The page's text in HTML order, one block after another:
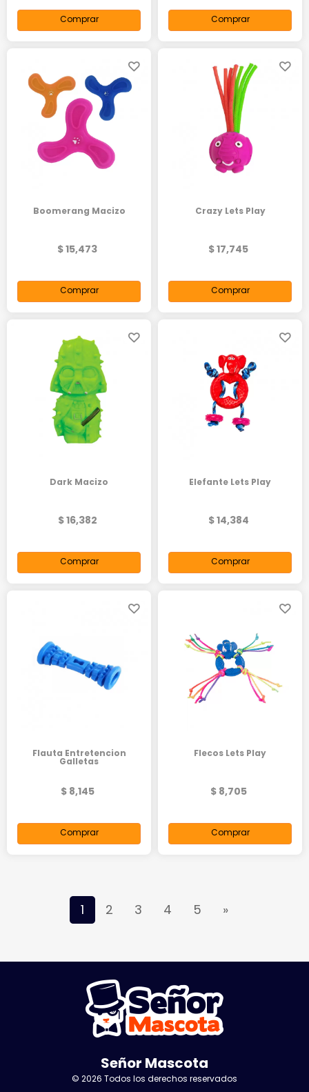
Comprar Comprar
Boomerang Macizo
$ 15,473
Comprar
Crazy Lets Play
$ 17,745
Comprar
Dark Macizo
$ 16,382
Comprar
Elefante Lets Play
$ 14,384
Comprar
Flauta Entretencion
Galletas
$ 8,145
Comprar
Flecos Lets Play
$ 8,705
Comprar
1 2 3 4 5 »
Señor Mascota
© 2026 Todos los derechos reservados